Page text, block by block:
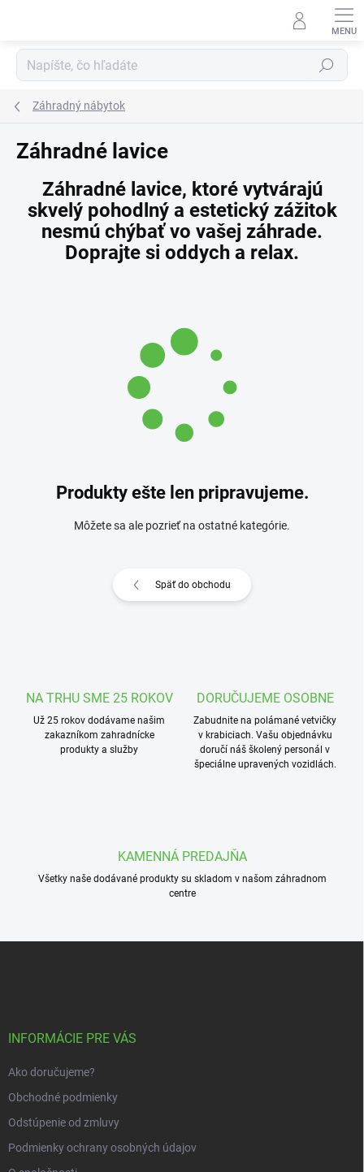
Hľadať
Záhradný nábytok
Záhradné lavice
Záhradné lavice, ktoré vytvárajú
skvelý pohodlný a estetický zážitok
nesmú chýbať vo vašej záhrade.
Doprajte si oddych a relax.
Produkty ešte len pripravujeme.
Môžete sa ale pozrieť na ostatné kategórie.
Späť do obchodu
NA TRHU SME 25 ROKOV
Už 25 rokov dodávame našim
zakazníkom zahradnícke
produkty a služby
DORUČUJEME OSOBNE
Zabudnite na polámané vetvičky
v krabiciach. Vašu objednávku
doručí náš školený personál v
špeciálne upravených vozidlách.
KAMENNÁ PREDAJŇA
Všetky naše dodávané produkty su skladom v našom záhradnom
centre
INFORMÁCIE PRE VÁS
Ako doručujeme?
Obchodné podmienky
Odstúpenie od zmluvy
Podmienky ochrany osobných údajov